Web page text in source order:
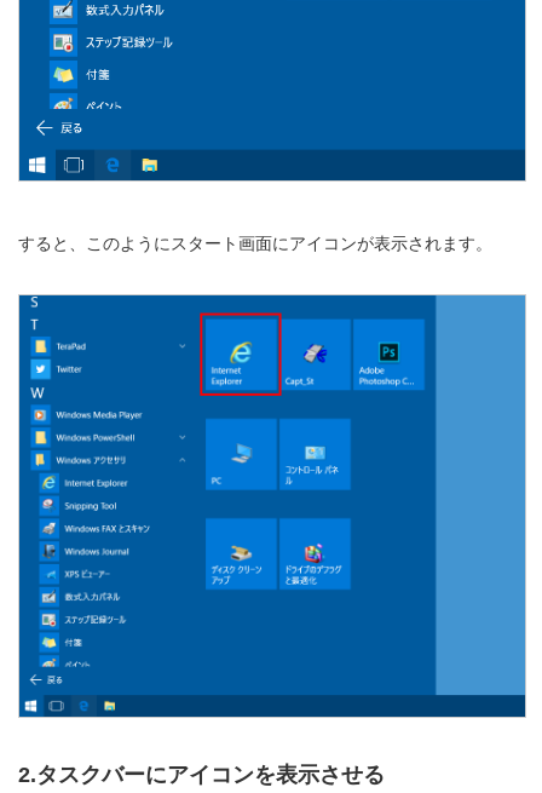
すると、このようにスタート画面にアイコンが表示されます。
2.タスクバーにアイコンを表示させる